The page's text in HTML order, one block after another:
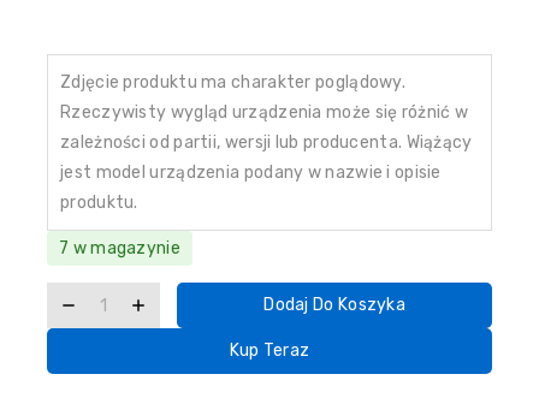
Zdjęcie produktu ma charakter poglądowy.
Rzeczywisty wygląd urządzenia może się różnić w
zależności od partii, wersji lub producenta. Wiążący
jest model urządzenia podany w nazwie i opisie
produktu.
7 w magazynie
Dodaj Do Koszyka
Kup Teraz